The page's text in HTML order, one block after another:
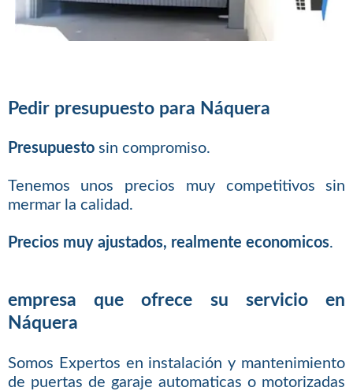
Pedir presupuesto para Náquera
Presupuestosin compromiso.
Tenemos unos precios muy competitivos sin
mermar la calidad.
Precios muy ajustados, realmente economicos.
empresa que ofrece su servicio en
Náquera
Somos Expertos en instalación y mantenimiento
de puertas de garaje automaticas o motorizadas